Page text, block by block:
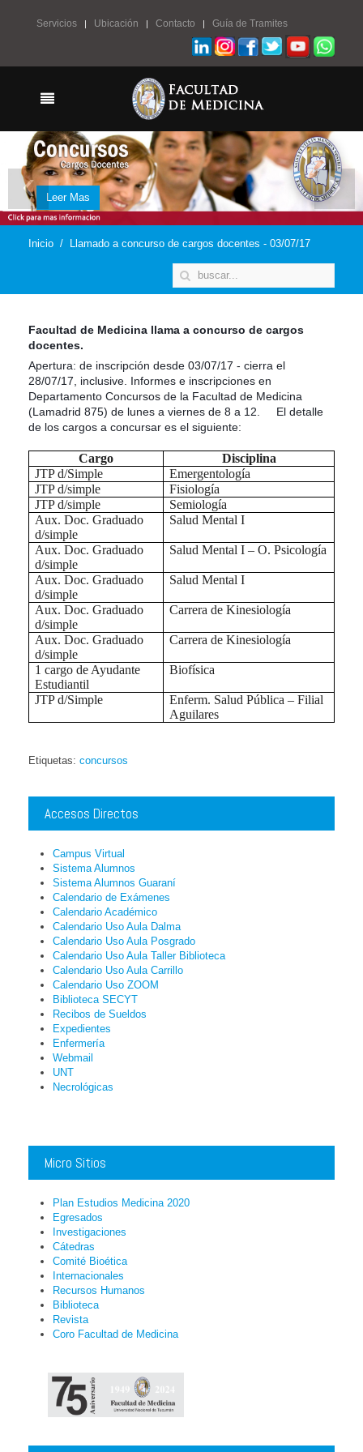
Servicios Ubicación Contacto Guía de Tramites
Leer Mas
Leer Mas
Leer Mas ›
‹
Inicio Llamado a concurso de cargos docentes - 03/07/17
Facultad de Medicina llama a concurso de cargos
docentes.
Apertura: de inscripción desde 03/07/17 - cierra el
28/07/17, inclusive. Informes e inscripciones en
Departamento Concursos de la Facultad de Medicina
(Lamadrid 875) de lunes a viernes de 8 a 12.
El detalle
de los cargos a concursar es el siguiente:
Cargo
Disciplina
JTP d/Simple
Emergentología
JTP d/simple
Fisiología
JTP d/simple
Semiología
Aux. Doc. Graduado
d/simple
Salud Mental I
Aux. Doc. Graduado
d/simple
Salud Mental I – O. Psicología
Aux. Doc. Graduado
d/simple
Salud Mental I
Aux. Doc. Graduado
d/simple
Carrera de Kinesiología
Aux. Doc. Graduado
d/simple
Carrera de Kinesiología
1 cargo de Ayudante
Estudiantil
Biofísica
JTP d/Simple
Enferm. Salud Pública – Filial
Aguilares
Etiquetas: concursos
Accesos Directos
Campus Virtual
Sistema Alumnos
Sistema Alumnos Guaraní
Calendario de Exámenes
Calendario Académico
Calendario Uso Aula Dalma
Calendario Uso Aula Posgrado
Calendario Uso Aula Taller Biblioteca
Calendario Uso Aula Carrillo
Calendario Uso ZOOM
Biblioteca SECYT
Recibos de Sueldos
Expedientes
Enfermería
Webmail
UNT
Necrológicas
Micro Sitios
Plan Estudios Medicina 2020
Egresados
Investigaciones
Cátedras
Comité Bioética
Internacionales
Recursos Humanos
Biblioteca
Revista
Coro Facultad de Medicina